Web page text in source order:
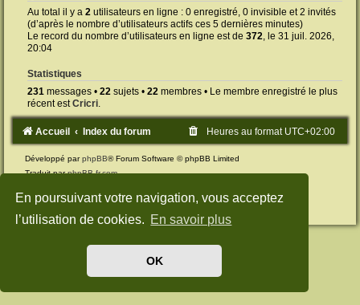
En poursuivant votre navigation, vous acceptez
l’utilisation de cookies. En savoir plus
OK
Au total il y a 2 utilisateurs en ligne : 0 enregistré, 0 invisible et 2 invités
(d’après le nombre d’utilisateurs actifs ces 5 dernières minutes)
Le record du nombre d’utilisateurs en ligne est de 372, le 31 juil. 2026,
20:04
Statistiques
231 messages • 22 sujets • 22 membres • Le membre enregistré le plus
récent estCricri.
Accueil Index du forum Heures au format UTC+02:00
Développé parphpBB® Forum Software © phpBB Limited
Traduit parphpBB-fr.com
Confidentialité |Conditions